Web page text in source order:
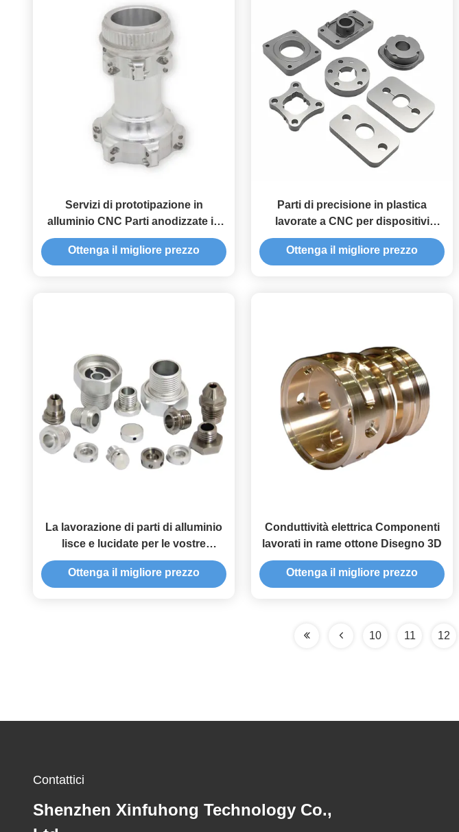
Servizi di prototipazione in
alluminio CNC Parti anodizzate in
acciaio inossidabile
Ottenga il migliore prezzo
Parti di precisione in plastica
lavorate a CNC per dispositivi
medici e componenti di macchinari
industriali
Ottenga il migliore prezzo
La lavorazione di parti di alluminio
lisce e lucidate per le vostre
esigenze
Ottenga il migliore prezzo
Conduttività elettrica Componenti
lavorati in rame ottone Disegno 3D
Ottenga il migliore prezzo
10 11 12
Contattici
Shenzhen Xinfuhong Technology Co.,